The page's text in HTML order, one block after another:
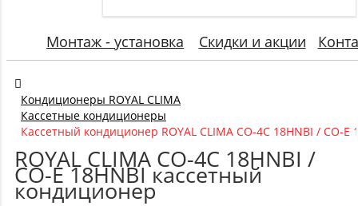
Монтаж - установка Скидки и акции
Кондиционеры ROYAL CLIMA
Кассетные кондиционеры
Кассетный кондиционер ROYAL CLIMA CO-4C 18HNBI / CO-E
ROYAL CLIMA CO-4C 18HNBI /
CO-E 18HNBI кассетный
кондиционер